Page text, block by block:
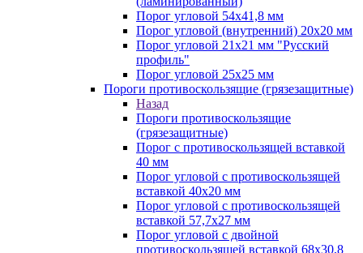
Порог угловой 54х41,8 мм
Порог угловой (внутренний) 20х20 мм
Порог угловой 21х21 мм "Русский
профиль"
Порог угловой 25х25 мм
Пороги противоскользящие (грязезащитные)
Назад
Пороги противоскользящие
(грязезащитные)
Порог с противоскользящей вставкой
40 мм
Порог угловой с противоскользящей
вставкой 40х20 мм
Порог угловой с противоскользящей
вставкой 57,7х27 мм
Порог угловой с двойной
противоскользящей вставкой 68х30,8